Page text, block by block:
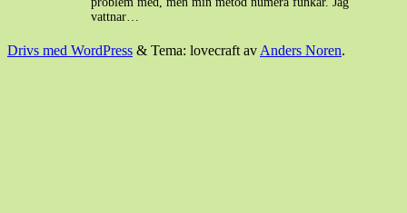
vattnar…
Drivs med WordPress & Tema: lovecraft av Anders Noren.